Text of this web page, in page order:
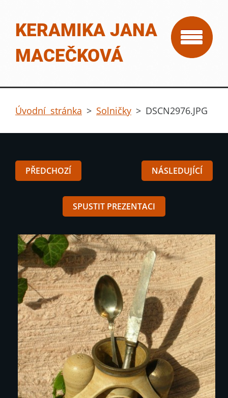
KERAMIKA JANA
MACEČKOVÁ
Úvodní stránka > Solničky > DSCN2976.JPG
PŘEDCHOZÍ NÁSLEDUJÍCÍ
SPUSTIT PREZENTACI